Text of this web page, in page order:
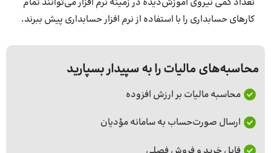
کارهای حسابداری را با استفاده از نرم افزار حسابداری پیش ببرند.
محاسبه‌های مالیات را به سپیدار بسپارید
محاسبه مالیات بر ارزش افزوده
ارسال صورت‌حساب به سامانه مؤدیان